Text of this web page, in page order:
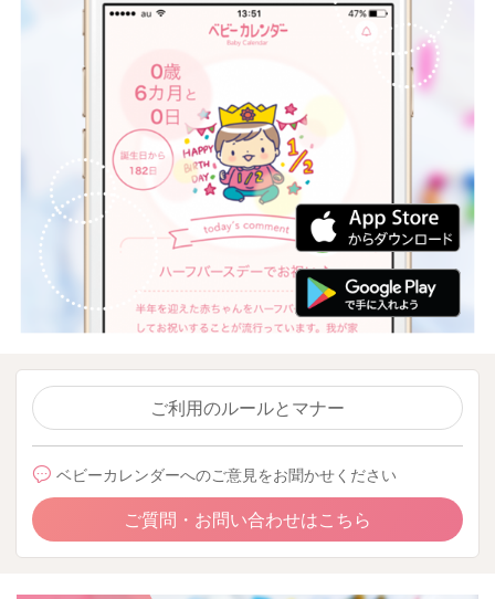
ご利用のルールとマナー
ベビーカレンダーへのご意見をお聞かせください
ご質問・お問い合わせはこちら